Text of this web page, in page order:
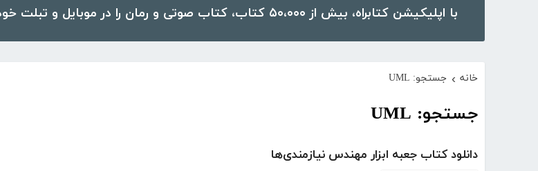
با اپلیکیشن کتابراه، بیش از ۵۰،۰۰۰ کتاب، کتاب صوتی و رمان را در موبایل و تبلت خود داشته باشید!
خانه › جستجو: UML
جستجو: UML
دانلود کتاب جعبه‌ ابزار مهندس نیازمندی‌ها